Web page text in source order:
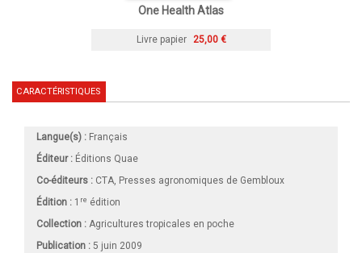
One Health Atlas
Livre papier 25,00 €
CARACTÉRISTIQUES
Langue(s) : Français
Éditeur : Éditions Quae
Co-éditeurs : CTA, Presses agronomiques de Gembloux
Édition : 1 re édition
Collection : Agricultures tropicales en poche
Publication : 5 juin 2009